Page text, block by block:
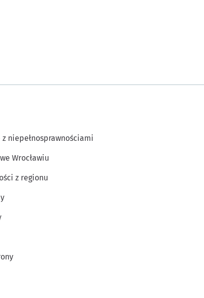
z niepełnosprawnościami
Wrocławiu
z regionu